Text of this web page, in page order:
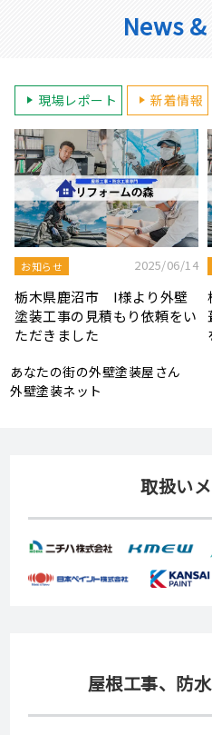
News
現場レポート 新着情報
モルタル外壁の特徴と劣化症
状、メンテナンス方法を解説
あなたの街の外壁塗装屋さん
外壁塗装ネット
取扱い
屋根工事、防